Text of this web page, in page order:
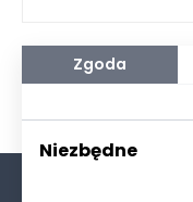
Zgoda
Niezbędne